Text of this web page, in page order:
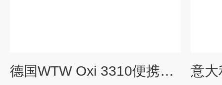
德国WTW Oxi 3310便携式溶氧仪